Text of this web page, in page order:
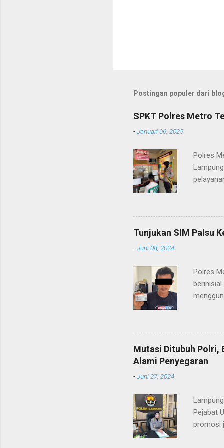
Postingan populer dari
SPKT Polres Metro
-Januari 06, 2025
Polres
Heri
pidana,
Tunjukan SIM Palsu
-Juni 08, 2024
Polres
berinisial
dari
Mutasi Ditubuh Polri,
Alami Penyegaran
-Juni 27, 2024
Pejabat
promosi